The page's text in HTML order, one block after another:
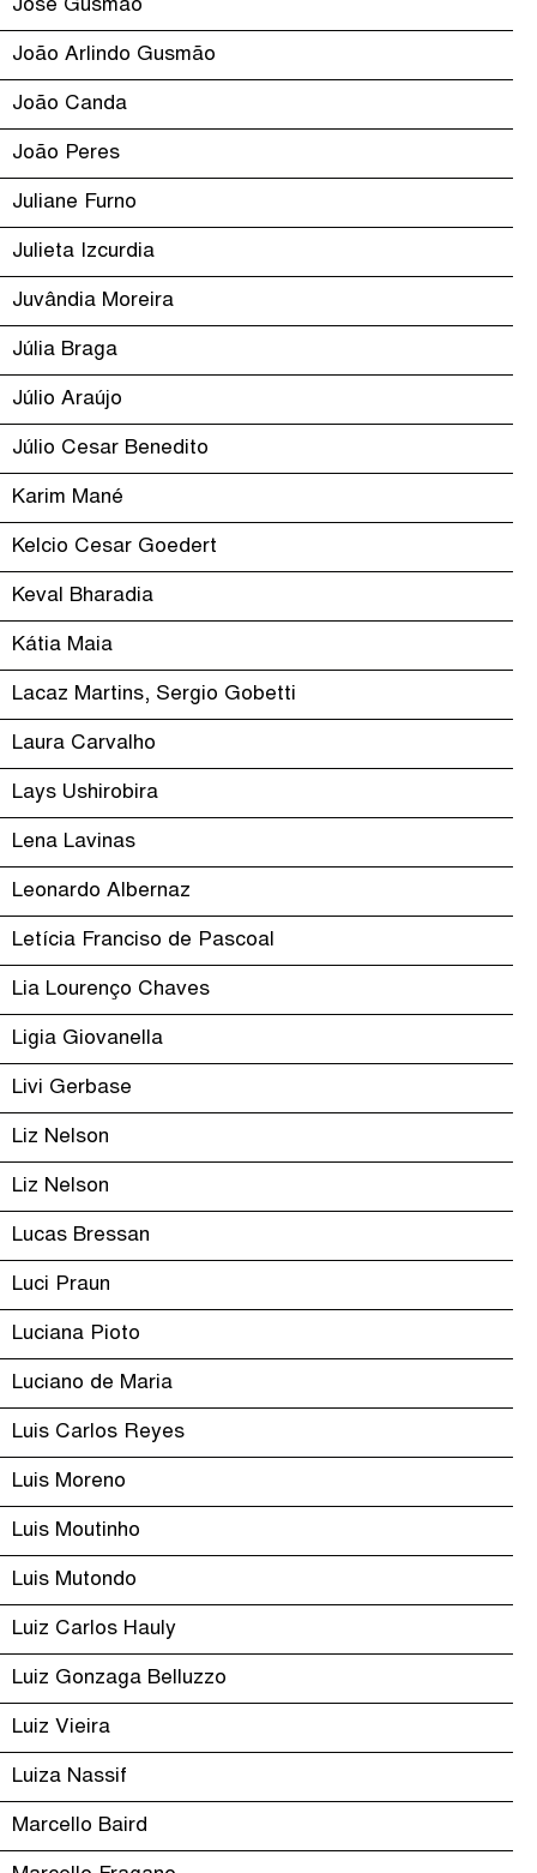
José Gusmão
João Arlindo Gusmão
João Canda
João Peres
Juliane Furno
Julieta Izcurdia
Juvândia Moreira
Júlia Braga
Júlio Araújo
Júlio Cesar Benedito
Karim Mané
Kelcio Cesar Goedert
Keval Bharadia
Kátia Maia
Lacaz Martins, Sergio Gobetti
Laura Carvalho
Lays Ushirobira
Lena Lavinas
Leonardo Albernaz
Letícia Franciso de Pascoal
Lia Lourenço Chaves
Ligia Giovanella
Livi Gerbase
Liz Nelson
Liz Nelson
Lucas Bressan
Luci Praun
Luciana Pioto
Luciano de Maria
Luis Carlos Reyes
Luis Moreno
Luis Moutinho
Luis Mutondo
Luiz Carlos Hauly
Luiz Gonzaga Belluzzo
Luiz Vieira
Luiza Nassif
Marcello Baird